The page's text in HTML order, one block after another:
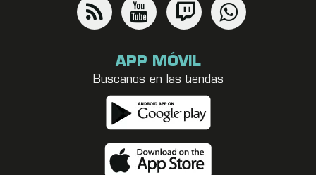
APP MÓVIL
Buscanos en las tiendas